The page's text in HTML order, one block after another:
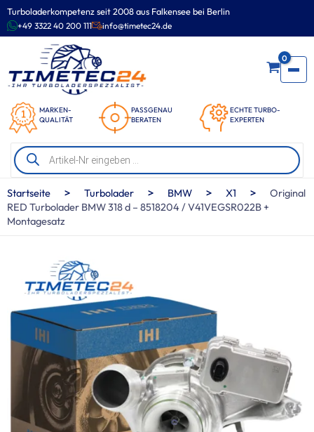
Turboladerkompetenz seit 2008 aus Falkensee bei Berlin
+49 3322 40 200 111 info@timetec24.de
MARKEN-
QUALITÄT
PASSGENAU
BERATEN
ECHTE TURBO-
EXPERTEN
0
Products
search
Zum
Inhalt
springen
Startseite > Turbolader > BMW > X1 >
Original
RED Turbolader BMW 318 d – 8518204 / V41VEGSR022B +
Montagesatz